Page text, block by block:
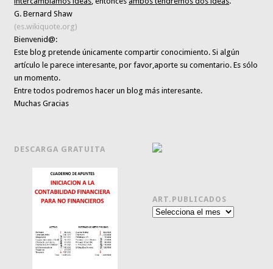
G. Bernard Shaw
(es.wikiquote.org)
Bienvenid@:
Este blog pretende únicamentecompartir conocimiento. Si algún
artículo le parece interesante,por favor,aporte su comentario. Es sólo
un momento.
Entre todos podremos hacer un blog más interesante.
Muchas Gracias
DESCARGA GRATUITA
ART.PUBLICADOS
Art.publicados